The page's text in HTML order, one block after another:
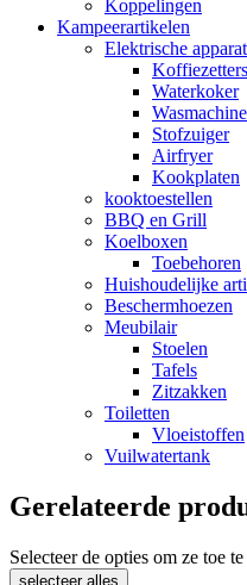
Koppelingen
Kampeerartikelen
Elektrische
Koffiezetters
Waterkoker
Stofzuiger
Airfryer
Kookplaten
kooktoestellen
BBQ en Grill
Koelboxen
Toebehoren
Huishoudelijke
Beschermhoezen
Meubilair
Stoelen
Tafels
Zitzakken
Toiletten
Vloeistoffen
Vuilwatertank
Gerelateerde
Selecteer de opties om ze toe
selecteer alles